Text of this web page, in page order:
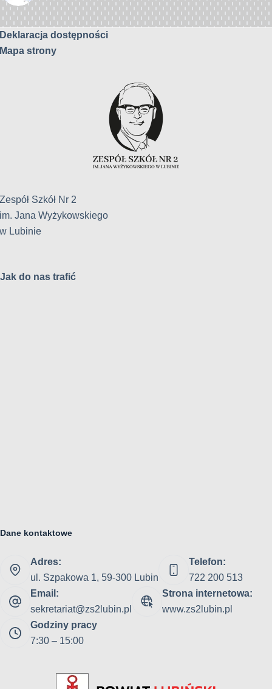
Deklaracja dostępności
Mapa strony
Zespół Szkół Nr 2
im. Jana Wyżykowskiego
w Lubinie
Jak do nas trafić
Dane kontaktowe
Adres:
ul. Szpakowa 1, 59-300 Lubin
Telefon:
722 200 513
Email:
sekretariat@zs2lubin.pl
Strona internetowa:
www.zs2lubin.pl
Godziny pracy
7:30 – 15:00